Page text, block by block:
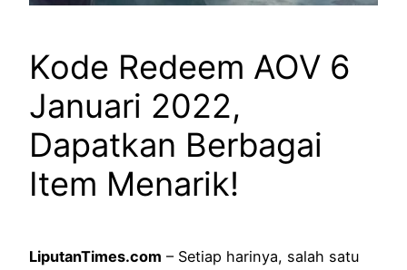
Kode Redeem AOV 6
Januari 2022,
Dapatkan Berbagai
Item Menarik!
LiputanTimes.com – Setiap harinya, salah satu